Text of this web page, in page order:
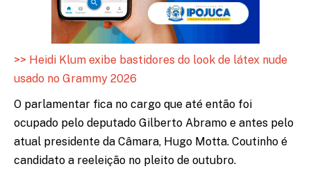
>> Heidi Klum exibe bastidores do look de látex nude
usado no Grammy 2026
O parlamentar fica no cargo que até então foi
ocupado pelo deputado Gilberto Abramo e antes pelo
atual presidente da Câmara, Hugo Motta. Coutinho é
candidato a reeleição no pleito de outubro.